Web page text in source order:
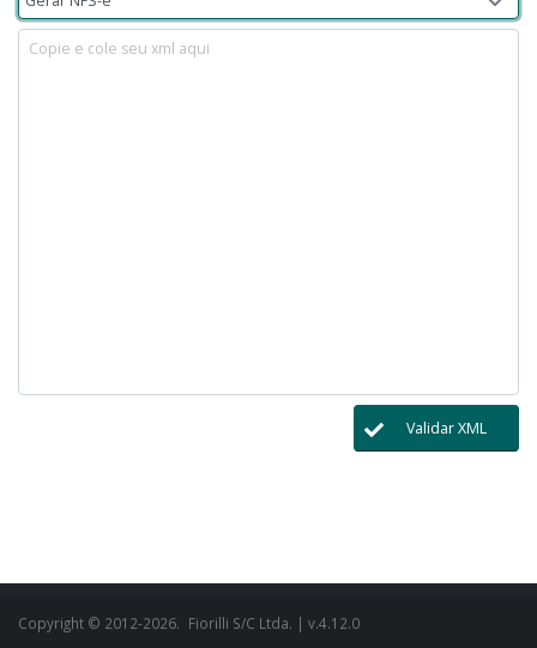
Validar XML
Copyright © 2012-2026. Fiorilli S/C Ltda. | v.4.12.0